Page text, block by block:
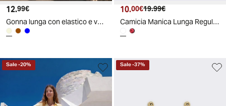
Prezzo attuale
12.99€
Gonna lunga con elastico e vestibilità ampia - Beige grano
Prezzo attuale
10.00€ Prezzo originale
19.99€
Camicia Manica Lunga Regular Fit
Sale-20% Sale-37%